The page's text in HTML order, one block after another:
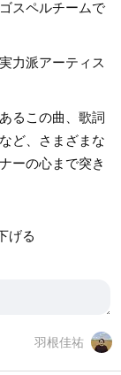
スペルチームで
力派アーティス
るこの曲、歌詞
ど、さまざまな
ーの心まで突き
げる
羽根佳祐